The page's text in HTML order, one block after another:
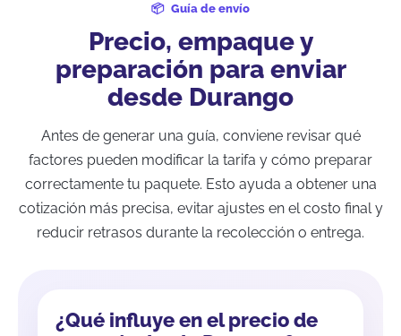
Guía de envío
Precio, empaque y
preparación para enviar
desde Durango
Antes de generar una guía, conviene revisar qué
factores pueden modificar la tarifa y cómo preparar
correctamente tu paquete. Esto ayuda a obtener una
cotización más precisa, evitar ajustes en el costo final y
reducir retrasos durante la recolección o entrega.
¿Qué influye en el precio de